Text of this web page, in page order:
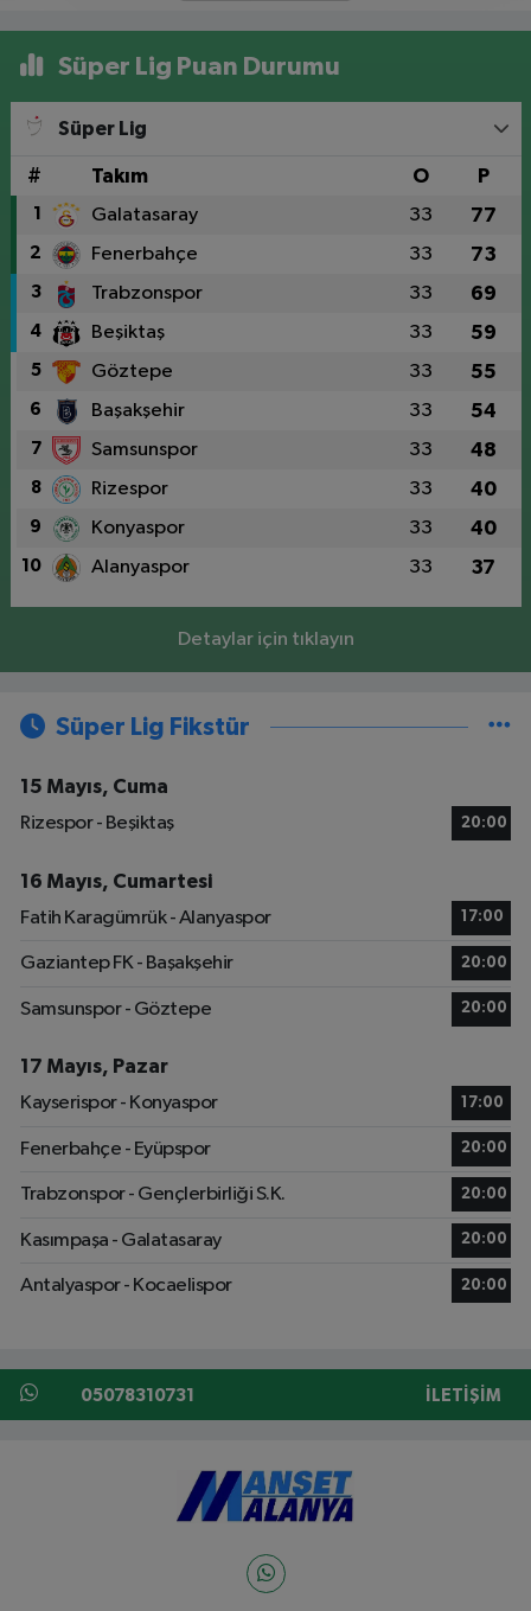
Süper Lig Puan Durumu
Süper Lig
# Takım O P
1 Galatasaray 33 77
2 Fenerbahçe 33 73
3 Trabzonspor 33 69
4 Beşiktaş 33 59
5 Göztepe 33 55
6 Başakşehir 33 54
7 Samsunspor 33 48
8 Rizespor 33 40
9 Konyaspor 33 40
10 Alanyaspor 33 37
Detaylar için tıklayın
Süper Lig Fikstür
15 Mayıs, Cuma
Rizespor - Beşiktaş
20:00
16 Mayıs, Cumartesi
Fatih Karagümrük - Alanyaspor
17:00
Gaziantep FK - Başakşehir 20:00
Samsunspor - Göztepe 20:00
17 Mayıs, Pazar
Kayserispor - Konyaspor
17:00
Fenerbahçe - Eyüpspor 20:00
Trabzonspor - Gençlerbirliği S.K. 20:00
Kasımpaşa - Galatasaray 20:00
Antalyaspor - Kocaelispor 20:00
05078310731 İLETIŞIM